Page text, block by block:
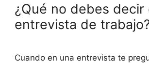
¿Qué no debes decir
entrevista de
Cuando en una entrevista te